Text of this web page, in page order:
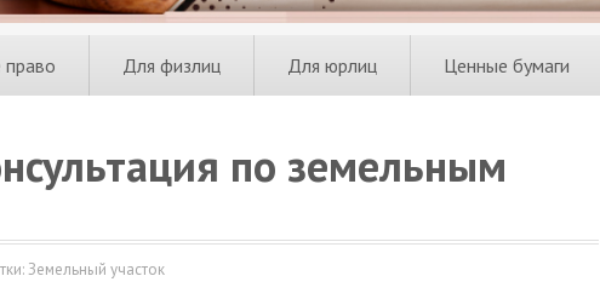
Для физлиц Для юрлиц Ценные бумаги
по земельным
Земельный участок